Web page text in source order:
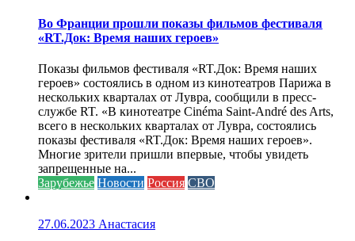
Во Франции прошли показы фильмов фестиваля
«RT.Док: Время наших героев»
Показы фильмов фестиваля «RT.Док: Время наших
героев» состоялись в одном из кинотеатров Парижа в
нескольких кварталах от Лувра, сообщили в пресс-
службе RT. «В кинотеатре Cinéma Saint-André des Arts,
всего в нескольких кварталах от Лувра, состоялись
показы фестиваля «RT.Док: Время наших героев».
Многие зрители пришли впервые, чтобы увидеть
запрещенные на...
Зарубежье Новости Россия СВО
27.06.2023 Анастасия